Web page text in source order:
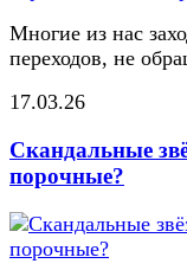
Многие из нас
переходов, не
17.03.26
Скандальные
порочные?